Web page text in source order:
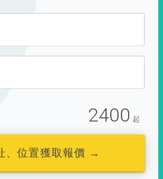
2400 起
、位置獲取報價 →